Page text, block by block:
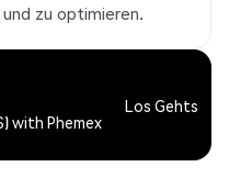
zu optimieren.
with Phemex
Los Gehts